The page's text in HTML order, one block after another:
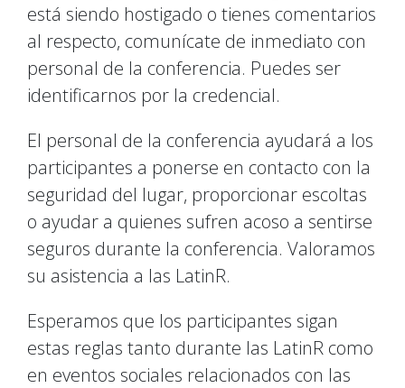
está siendo hostigado o tienes comentarios
al respecto, comunícate de inmediato con
personal de la conferencia. Puedes ser
identificarnos por la credencial.
El personal de la conferencia ayudará a los
participantes a ponerse en contacto con la
seguridad del lugar, proporcionar escoltas
o ayudar a quienes sufren acoso a sentirse
seguros durante la conferencia. Valoramos
su asistencia a las LatinR.
Esperamos que los participantes sigan
estas reglas tanto durante las LatinR como
en eventos sociales relacionados con las